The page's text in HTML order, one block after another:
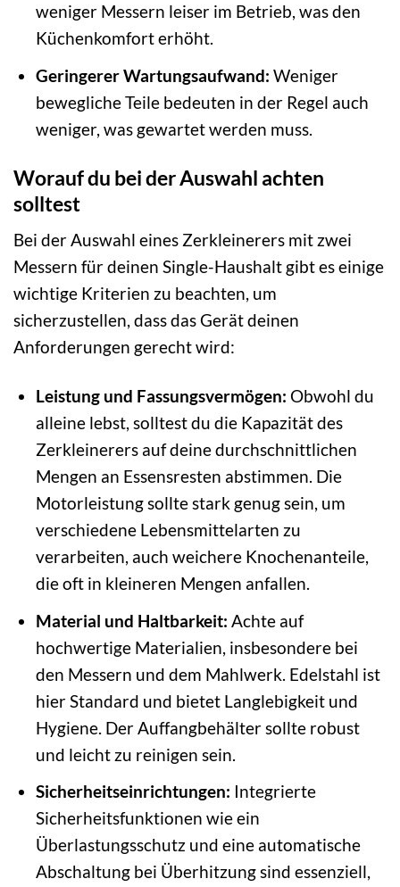
weniger Messern leiser im Betrieb, was den
Küchenkomfort erhöht.
Geringerer Wartungsaufwand: Weniger
bewegliche Teile bedeuten in der Regel auch
weniger, was gewartet werden muss.
Worauf du bei der Auswahl achten
solltest
Bei der Auswahl eines Zerkleinerers mit zwei
Messern für deinen Single-Haushalt gibt es einige
wichtige Kriterien zu beachten, um
sicherzustellen, dass das Gerät deinen
Anforderungen gerecht wird:
Leistung und Fassungsvermögen: Obwohl du
alleine lebst, solltest du die Kapazität des
Zerkleinerers auf deine durchschnittlichen
Mengen an Essensresten abstimmen. Die
Motorleistung sollte stark genug sein, um
verschiedene Lebensmittelarten zu
verarbeiten, auch weichere Knochenanteile,
die oft in kleineren Mengen anfallen.
Material und Haltbarkeit: Achte auf
hochwertige Materialien, insbesondere bei
den Messern und dem Mahlwerk. Edelstahl ist
hier Standard und bietet Langlebigkeit und
Hygiene. Der Auffangbehälter sollte robust
und leicht zu reinigen sein.
Sicherheitseinrichtungen: Integrierte
Sicherheitsfunktionen wie ein
Überlastungsschutz und eine automatische
Abschaltung bei Überhitzung sind essenziell,